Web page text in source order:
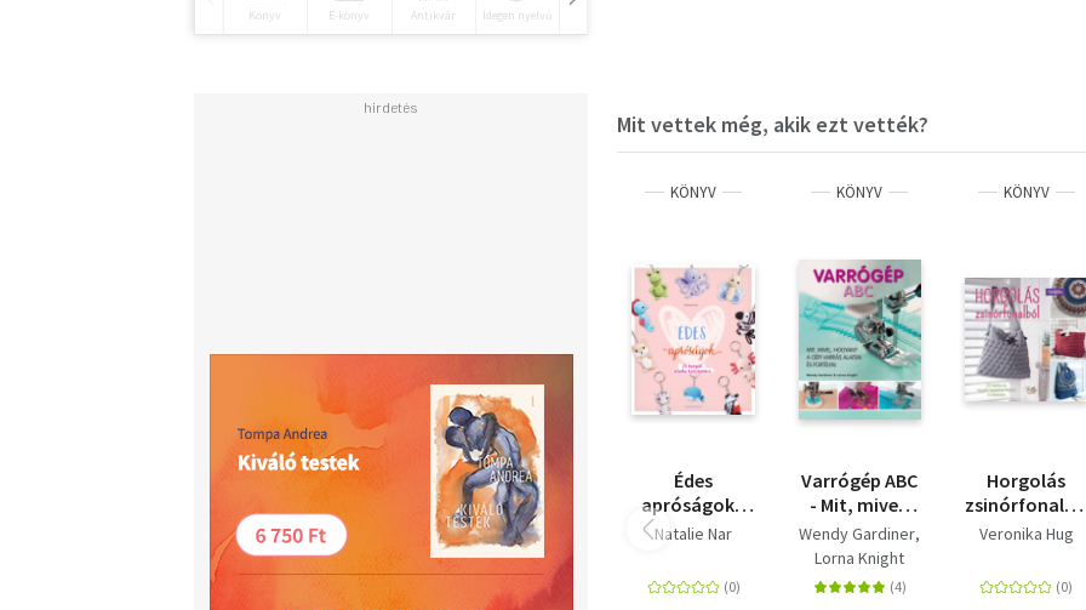
Könyv E-könyv Antikvár Idegen nyelvű
Mit vettek még, akik ezt vették?
KÖNYV
Édes
apróságok -
23 horgolt
kulcstartóra
Natalie Nar
KÖNYV
Varrógép ABC
- Mit, mivel,
hogyan? - A
gépi varrás
alapjai és
fortélyai
Wendy Gardiner
Lorna Knight
KÖNYV
Horgolás
zsinórfonalból
- 29 táska és
hasznos
holmi a
Veronika Hug